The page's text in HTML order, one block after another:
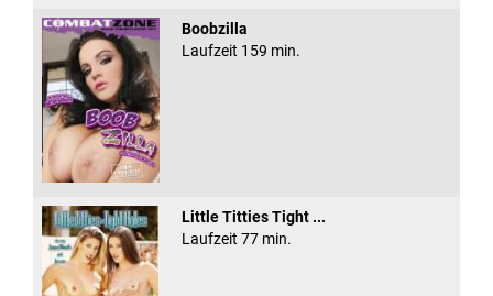
Boobzilla
Laufzeit 159 min.
Little Titties Tight ...
Laufzeit 77 min.